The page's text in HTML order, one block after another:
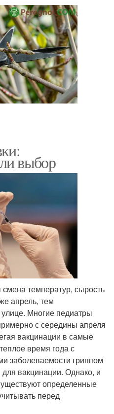
выбор
температур, сырость
апрель, тем
Многие педиатры
с середины апреля
вакцинации в самые
время года с
заболеваемости гриппом
вакцинации. Однако, и
определенные
перед